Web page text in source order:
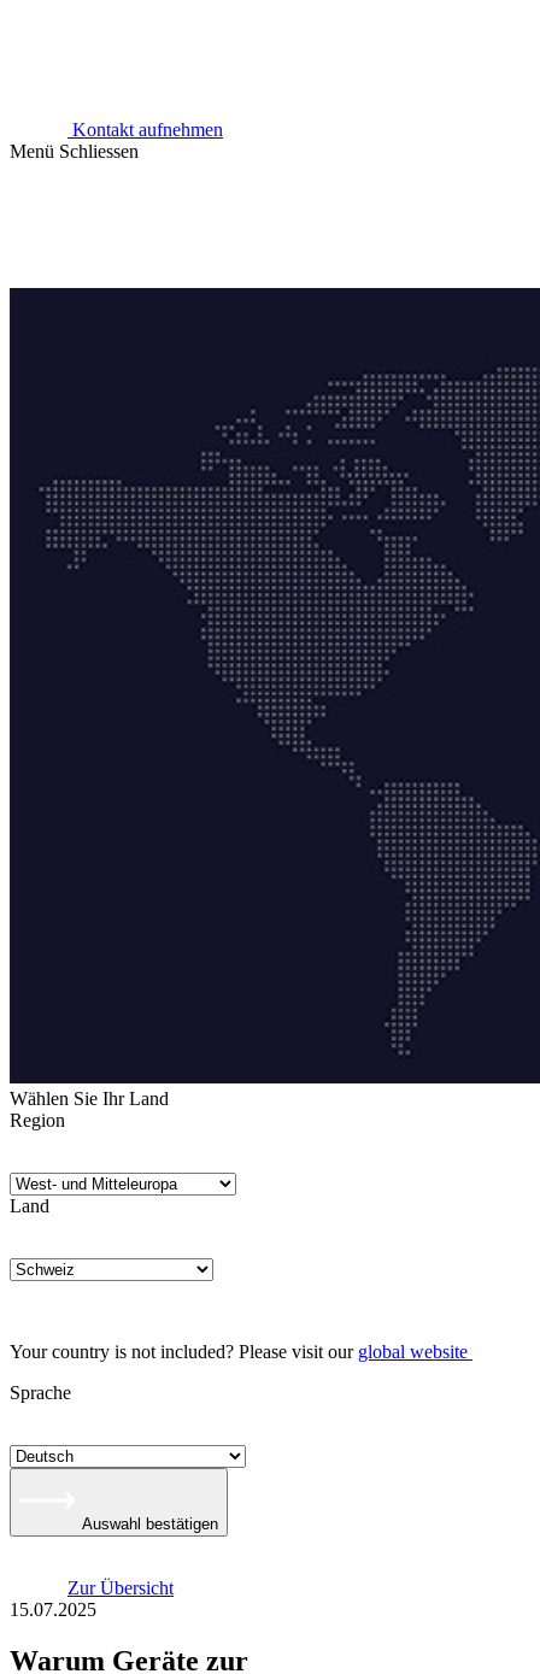
Kontakt aufnehmen
Menü Schliessen
Wählen Sie Ihr Land
Region
Land
Your country is not included? Please visit our global website
Sprache
Auswahl bestätigen
Zur Übersicht
15.07.2025
Warum Geräte zur